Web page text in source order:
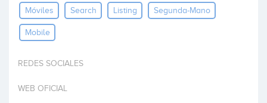
InvestMóviles Search Listing Segunda-Mano
Mobile
REDES SOCIALES
WEB OFICIAL